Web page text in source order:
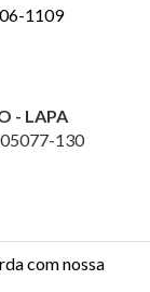
1109
- LAPA
05077-130
com nossa